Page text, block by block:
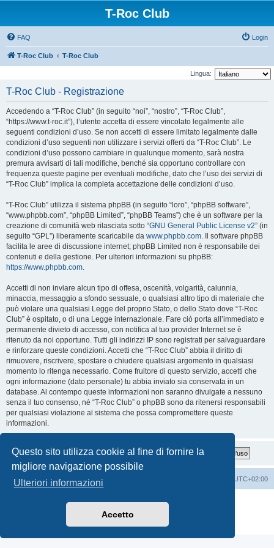
Questo sito utilizza cookie al fine di fornire la
migliore navigazione possibile
Ulteriori informazioni
Accetto
T-Roc Club
FAQ Login
T-Roc Club T-Roc Club
Lingua:
T-Roc Club - Registrazione
Accedendo a “T-Roc Club” (in seguito “noi”, “nostro”, “T-Roc Club”,
“https://www.t-roc.it”), l’utente accetta di essere vincolato legalmente alle
seguenti condizioni d’uso. Se non accetti di essere limitato legalmente dalle
condizioni d’uso seguenti non utilizzare i servizi offerti da “T-Roc Club”. Le
condizioni d’uso possono cambiare in qualunque momento, sarà nostra
premura avvisarti di tali modifiche, benché sia opportuno controllare con
frequenza queste pagine per eventuali modifiche, dato che l’uso dei servizi di
“T-Roc Club” implica la completa accettazione delle condizioni d’uso.
“T-Roc Club” utilizza il sistema phpBB (in seguito “loro”, “phpBB software”,
“www.phpbb.com”, “phpBB Limited”, “phpBB Teams”) che è un software per la
creazione di comunità web rilasciata sotto “GNU General Public License v2” (in
seguito “GPL”) liberamente scaricabile da www.phpbb.com. Il software phpBB
facilita le aree di discussione internet; phpBB Limited non è responsabile dei
contenuti e della gestione. Per ulteriori informazioni su phpBB:
https://www.phpbb.com.
Accetti di non inviare alcun tipo di offesa, oscenità, volgarità, calunnia,
minaccia, messaggio a sfondo sessuale, o qualsiasi altro tipo di materiale che
può violare una qualsiasi Legge del proprio Stato, o dello Stato dove “T-Roc
Club” è ospitato, o di una Legge internazionale. Fare ciò porta all’immediato e
permanente divieto di accesso, con notifica al tuo provider Internet se è
ritenuto da noi opportuno. Tutti gli indirizzi IP sono registrati per salvaguardare
e rinforzare queste condizioni. Accetti che “T-Roc Club” abbia il diritto di
rimuovere, riscrivere, spostare o chiudere qualsiasi argomento in qualsiasi
momento lo ritenga necessario. Come fruitore di questo servizio, accetti che
ogni informazione (dato personale) tu abbia inviato sia conservata in un
database. Al contempo queste informazioni non saranno divulgate a nessuno
senza il tuo consenso, né “T-Roc Club” o phpBB sono da ritenersi responsabili
per qualsiasi violazione al sistema che possa compromettere queste
informazioni.
T-Roc Club T-Roc Club UTC+02:00
Traduzione Italiana